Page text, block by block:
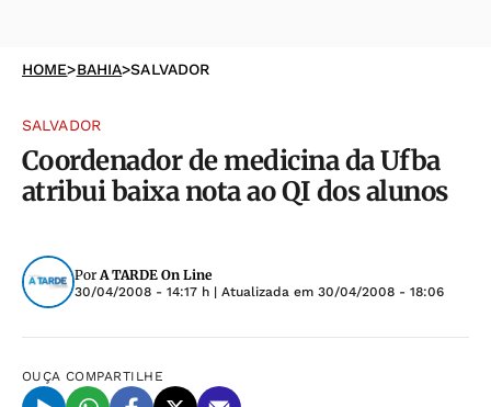
HOME>BAHIA>SALVADOR
SALVADOR
Coordenador de medicina da Ufba
atribui baixa nota ao QI dos alunos
PorA TARDE On Line
30/04/2008 - 14:17 h | Atualizada em 30/04/2008 - 18:06
OUÇA COMPARTILHE